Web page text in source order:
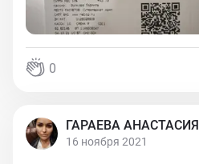
0
ГАРАЕВА АНАСТАСИЯ
16 ноября 2021